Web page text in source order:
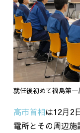
就任後初めて福島第
高市首相は12月2
電所とその周辺